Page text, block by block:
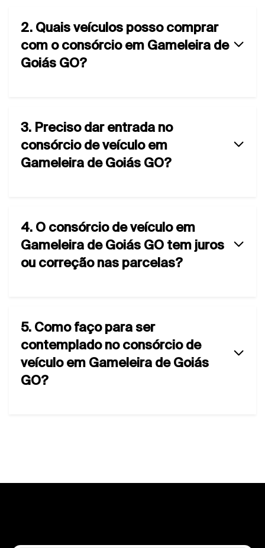
2. Quais veículos posso comprar
com o consórcio em Gameleira de
Goiás GO?
3. Preciso dar entrada no
consórcio de veículo em
Gameleira de Goiás GO?
4. O consórcio de veículo em
Gameleira de Goiás GO tem juros
ou correção nas parcelas?
5. Como faço para ser
contemplado no consórcio de
veículo em Gameleira de Goiás
GO?